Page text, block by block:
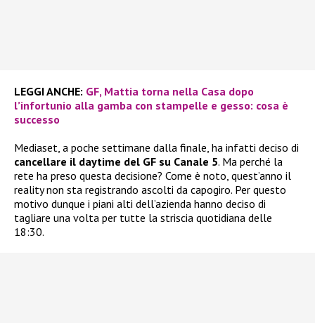
LEGGI ANCHE: GF, Mattia torna nella Casa dopo
l’infortunio alla gamba con stampelle e gesso: cosa è
successo
Mediaset, a poche settimane dalla finale, ha infatti deciso di
cancellare il daytime del GF su Canale 5. Ma perché la
rete ha preso questa decisione? Come è noto, quest’anno il
reality non sta registrando ascolti da capogiro. Per questo
motivo dunque i piani alti dell’azienda hanno deciso di
tagliare una volta per tutte la striscia quotidiana delle
18:30.